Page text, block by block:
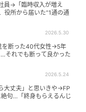
員→「臨時収入が増え
役所から届いた“1通の通
2026.5.30
を断った40代女性→5年
それでも断って良かった
2026.5.24
大丈夫」と思いきや→FP
句…「終身もらえるんじ